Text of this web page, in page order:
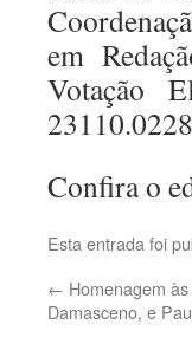
em
Votação
Confira o
Esta entrada foi
← Homenagem
Damasceno, e